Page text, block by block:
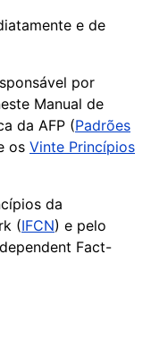
e de
por
Manual de
da AFP (Padrões
os Vinte Princípios
da
(IFCN) e pelo
Fact-